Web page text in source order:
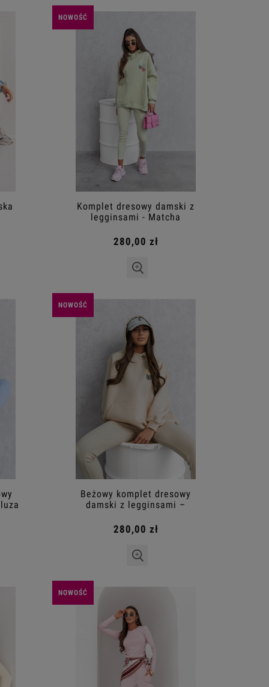
Komplet dresowy damski z
legginsami - Matcha
280,00 zł
NOWOŚĆ
Beżowy komplet dresowy
damski z legginsami –
280,00 zł
NOWOŚĆ
NOWOŚĆ